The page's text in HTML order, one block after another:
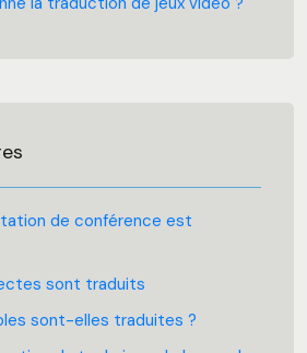
de conférence est
sont traduits
sont-elles traduites ?